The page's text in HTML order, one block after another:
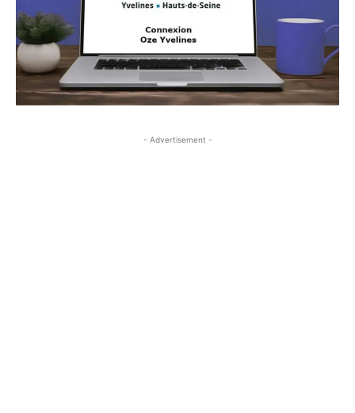
- Advertisement -